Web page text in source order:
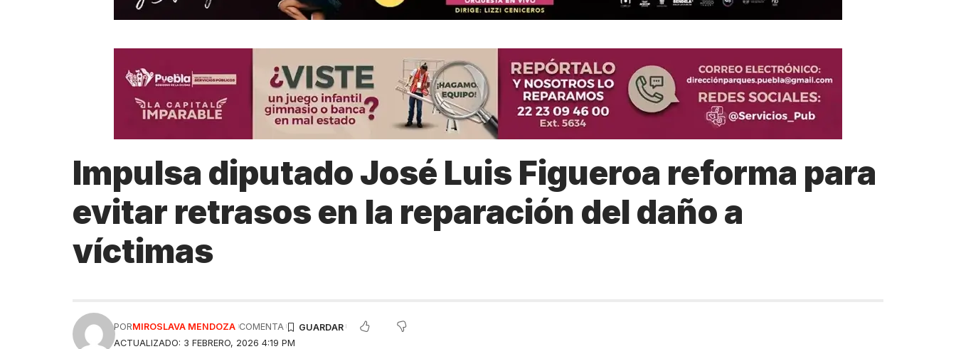
Impulsa diputado José Luis Figueroa reforma para
evitar retrasos en la reparación del daño a
víctimas
ACTUALIZADO: 3 FEBRERO, 2026 4:19 PM
PORMIROSLAVA MENDOZA COMENTA